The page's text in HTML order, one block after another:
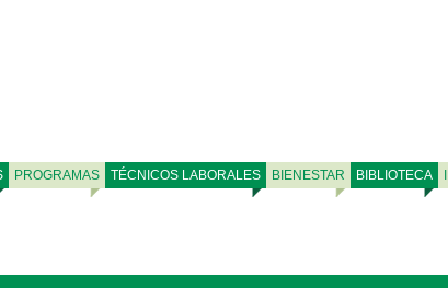
PROGRAMAS TÉCNICOS LABORALES BIENESTAR BIBLIOTECA